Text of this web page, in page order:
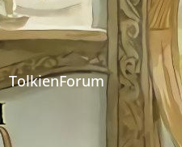
TolkienForum